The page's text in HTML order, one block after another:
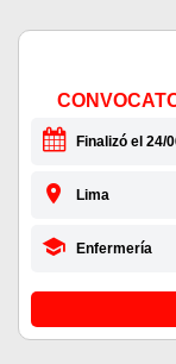
Finalizó el 24/
Lima
Enfermería